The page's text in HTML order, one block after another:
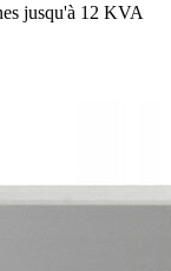
jusqu'à 12 KVA